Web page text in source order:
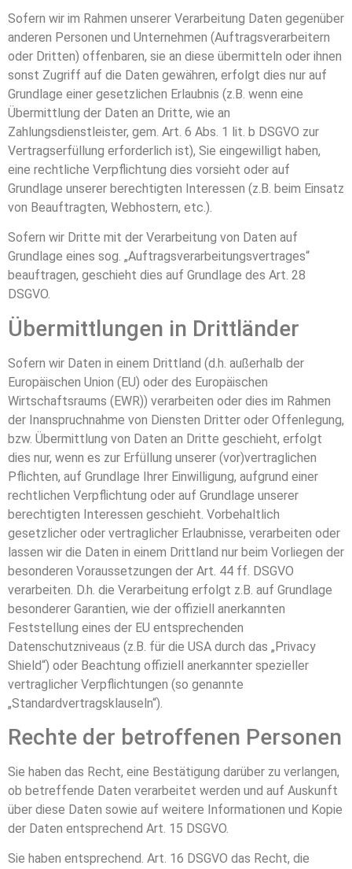
Sofern wir im Rahmen unserer Verarbeitung Daten gegenüber
anderen Personen und Unternehmen (Auftragsverarbeitern
oder Dritten) offenbaren, sie an diese übermitteln oder ihnen
sonst Zugriff auf die Daten gewähren, erfolgt dies nur auf
Grundlage einer gesetzlichen Erlaubnis (z.B. wenn eine
Übermittlung der Daten an Dritte, wie an
Zahlungsdienstleister, gem. Art. 6 Abs. 1 lit. b DSGVO zur
Vertragserfüllung erforderlich ist), Sie eingewilligt haben,
eine rechtliche Verpflichtung dies vorsieht oder auf
Grundlage unserer berechtigten Interessen (z.B. beim Einsatz
von Beauftragten, Webhostern, etc.).
Sofern wir Dritte mit der Verarbeitung von Daten auf
Grundlage eines sog. „Auftragsverarbeitungsvertrages“
beauftragen, geschieht dies auf Grundlage des Art. 28
DSGVO.
Übermittlungen in Drittländer
Sofern wir Daten in einem Drittland (d.h. außerhalb der
Europäischen Union (EU) oder des Europäischen
Wirtschaftsraums (EWR)) verarbeiten oder dies im Rahmen
der Inanspruchnahme von Diensten Dritter oder Offenlegung,
bzw. Übermittlung von Daten an Dritte geschieht, erfolgt
dies nur, wenn es zur Erfüllung unserer (vor)vertraglichen
Pflichten, auf Grundlage Ihrer Einwilligung, aufgrund einer
rechtlichen Verpflichtung oder auf Grundlage unserer
berechtigten Interessen geschieht. Vorbehaltlich
gesetzlicher oder vertraglicher Erlaubnisse, verarbeiten oder
lassen wir die Daten in einem Drittland nur beim Vorliegen der
besonderen Voraussetzungen der Art. 44 ff. DSGVO
verarbeiten. D.h. die Verarbeitung erfolgt z.B. auf Grundlage
besonderer Garantien, wie der offiziell anerkannten
Feststellung eines der EU entsprechenden
Datenschutzniveaus (z.B. für die USA durch das „Privacy
Shield“) oder Beachtung offiziell anerkannter spezieller
vertraglicher Verpflichtungen (so genannte
„Standardvertragsklauseln“).
Rechte der betroffenen Personen
Sie haben das Recht, eine Bestätigung darüber zu verlangen,
ob betreffende Daten verarbeitet werden und auf Auskunft
über diese Daten sowie auf weitere Informationen und Kopie
der Daten entsprechend Art. 15 DSGVO.
Sie haben entsprechend. Art. 16 DSGVO das Recht, die